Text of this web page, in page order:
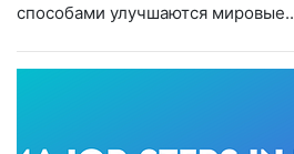
способами улучшаются мировые..